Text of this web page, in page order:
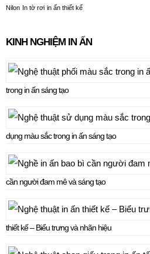
Nilon In tờ rơi in ấn thiết kế
KINH NGHIỆM IN ẤN
trong in ấn sáng tạo
dụng màu sắc trong in ấn sáng tạo
cần người đam mê và sáng tạo
thiết kế – Biểu trưng và nhãn hiệu